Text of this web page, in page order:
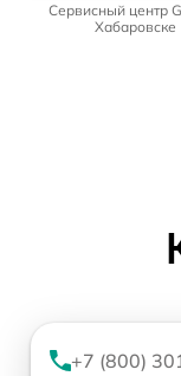
Сервисный центр
Хабаровске
+7 (800)